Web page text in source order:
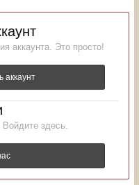
аккаунта. Это просто!
аккаунт
Войдите здесь.